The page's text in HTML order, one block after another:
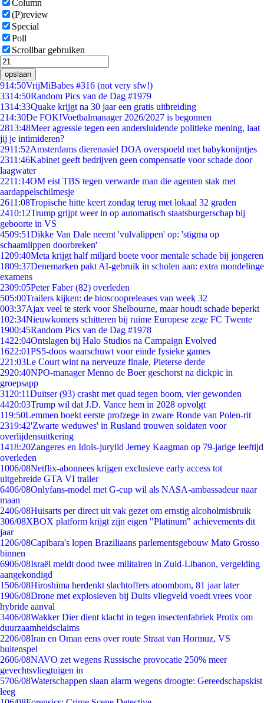
Column
(P)review
Special
Poll
Scrollbar gebruiken
opslaan
914:50VrijMiBabes #316 (not very sfw!)
3314:50Random Pics van de Dag #1979
1314:33Quake krijgt na 30 jaar een gratis uitbreiding
214:30De FOK!Voetbalmanager 2026/2027 is begonnen
2813:48Meer agressie tegen een andersluidende politieke mening, laat
jij je intimideren?
2911:52Amsterdams dierenasiel DOA overspoeld met babykonijntjes
2311:46Kabinet geeft bedrijven geen compensatie voor schade door
laagwater
2211:14OM eist TBS tegen verwarde man die agenten stak met
aardappelschilmesje
2611:08Tropische hitte keert zondag terug met lokaal 32 graden
2410:12Trump grijpt weer in op automatisch staatsburgerschap bij
geboorte in VS
4509:51Dikke Van Dale neemt 'vulvalippen' op: 'stigma op
schaamlippen doorbreken'
1209:40Meta krijgt half miljard boete voor mentale schade bij jongeren
1809:37Denemarken pakt AI-gebruik in scholen aan: extra mondelinge
examens
2309:05Peter Faber (82) overleden
505:00Trailers kijken: de bioscoopreleases van week 32
003:37Ajax veel te sterk voor Shelbourne, maar houdt schade beperkt
102:34Nieuwkomers schitteren bij ruime Europese zege FC Twente
1900:45Random Pics van de Dag #1978
1422:04Ontslagen bij Halo Studios na Campaign Evolved
1622:01PS5-doos waarschuwt voor einde fysieke games
221:03Le Court wint na nerveuze finale, Pieterse derde
2920:40NPO-manager Menno de Boer geschorst na dickpic in
groepsapp
31 20:11Duitser (93) crasht met quad tegen boom, vier gewonden
4420:03Trump wil dat J.D. Vance hem in 2028 opvolgt
119:50Lemmen boekt eerste profzege in zware Ronde van Polen-rit
2319:42'Zwarte weduwes' in Rusland trouwen soldaten voor
overlijdensuitkering
1418:20Zangeres en Idols-jurylid Jerney Kaagman op 79-jarige leeftijd
overleden
1006/08Netflix-abonnees krijgen exclusieve early access tot
uitgebreide GTA VI trailer
6406/08Onlyfans-model met G-cup wil als NASA-ambassadeur naar
maan
2406/08Huisarts per direct uit vak gezet om ernstig alcoholmisbruik
306/08XBOX platform krijgt zijn eigen "Platinum" achievements dit
jaar
1206/08Capibara's lopen Braziliaans parlementsgebouw Mato Grosso
binnen
6906/08Israël meldt dood twee militairen in Zuid-Libanon, vergelding
aangekondigd
1506/08Hiroshima herdenkt slachtoffers atoombom, 81 jaar later
1906/08Drone met explosieven bij Duits vliegveld voedt vrees voor
hybride aanval
3406/08Wakker Dier dient klacht in tegen insectenfabriek Protix om
duurzaamheidsclaims
2206/08Iran en Oman eens over route Straat van Hormuz, VS
buitenspel
2606/08NAVO zet wegens Russische provocatie 250% meer
gevechtsvliegtuigen in
5706/08Waterschappen slaan alarm wegens droogte: Gereedschapskist
leeg